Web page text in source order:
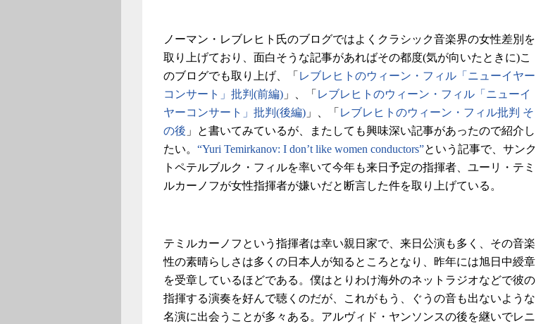
ノーマン・レブレヒト氏のブログではよくクラシック音楽界の女性差別を
取り上げており、面白そうな記事があればその都度(気が向いたときに)こ
のブログでも取り上げ、「 レブレヒトのウィーン・フィル「ニューイヤー
コンサート」批判(前編) 」、「 レブレヒトのウィーン・フィル「ニューイ
ヤーコンサート」批判(後編) 」、「 レブレヒトのウィーン・フィル批判 そ
の後 」と書いてみているが、またしても興味深い記事があったので紹介し
たい。 “Yuri Temirkanov: I don’t like women conductors”という記事で、サンク
トペテルブルク・フィルを率いて今年も来日予定の指揮者、ユーリ・テミ
ルカーノフが女性指揮者が嫌いだと断言した件を取り上げている。
テミルカーノフという指揮者は幸い親日家で、来日公演も多く、その音楽
性の素晴らしさは多くの日本人が知るところとなり、昨年には旭日中綬章
を受章しているほどである。僕はとりわけ海外のネットラジオなどで彼の
指揮する演奏を好んで聴くのだが、これがもう、ぐうの音も出ないような
名演に出会うことが多々ある。アルヴィド・ヤンソンスの後を継いでレニ